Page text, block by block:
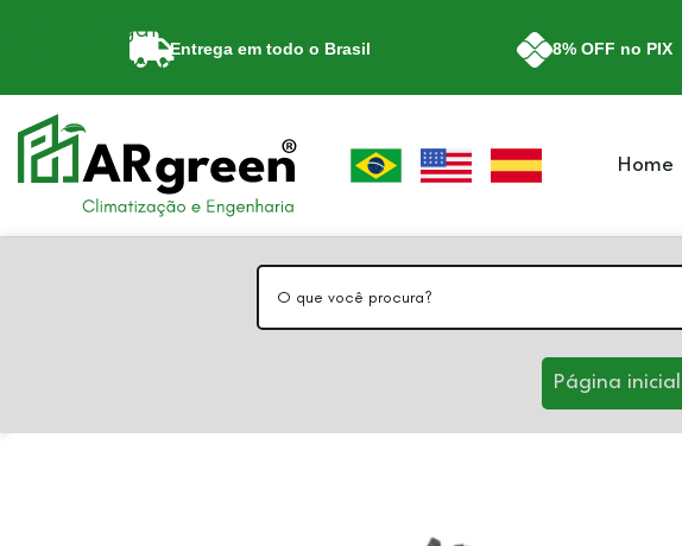
Skip to navigation
Skip to main content
Entrega em todo o Brasil 8% OFF no PIX
Home
Página inicial